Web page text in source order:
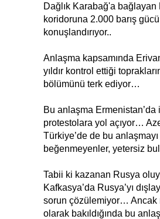
Dağlık Karabağ'a bağlayan
koridoruna 2.000 barış
konuşlandırıyor..
Anlaşma kapsamında
yıldır kontrol ettiği
bölümünü terk ediyor…
Bu anlaşma Ermenistan’da
protestolara yol açıyor…
Türkiye’de de bu anlaşmayı
beğenmeyenler, yetersiz
Tabii ki kazanan Rusya
Kafkasya’da Rusya’yı
sorun çözülemiyor… Ancak
olarak bakıldığında bu